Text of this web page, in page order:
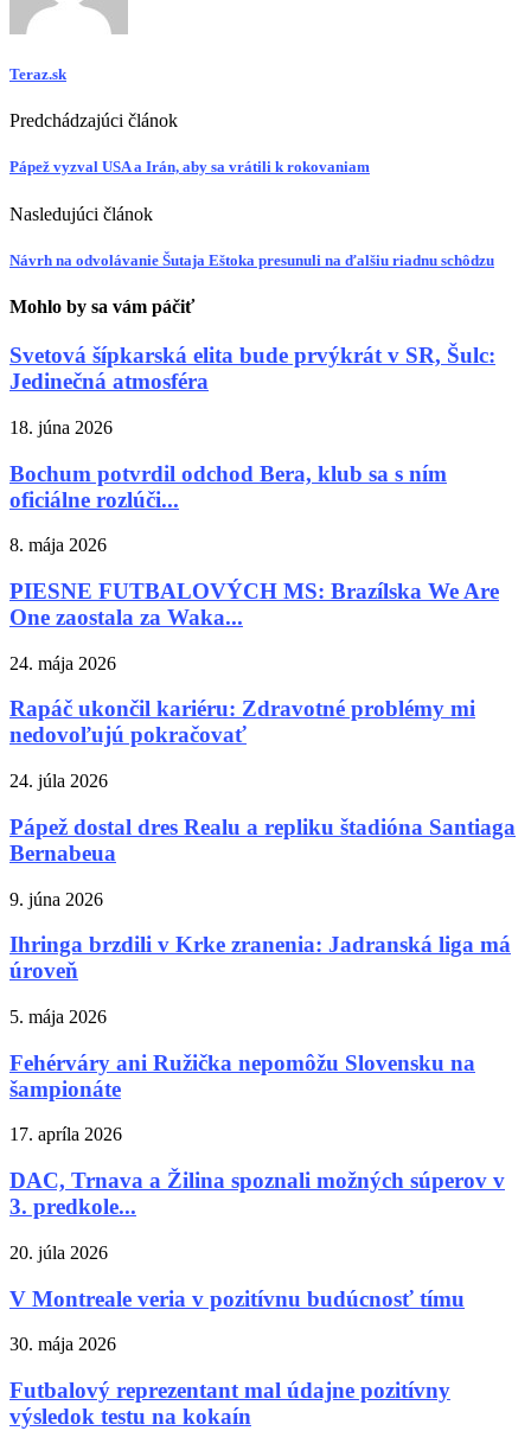
Teraz.sk
Predchádzajúci článok
Pápež vyzval USA a Irán, aby sa vrátili k rokovaniam
Nasledujúci článok
Návrh na odvolávanie Šutaja Eštoka presunuli na ďalšiu riadnu schôdzu
Mohlo by sa vám páčiť
Svetová šípkarská elita bude prvýkrát v SR, Šulc:
Jedinečná atmosféra
18. júna 2026
Bochum potvrdil odchod Bera, klub sa s ním
oficiálne rozlúči...
8. mája 2026
PIESNE FUTBALOVÝCH MS: Brazílska We Are
One zaostala za Waka...
24. mája 2026
Rapáč ukončil kariéru: Zdravotné problémy mi
nedovoľujú pokračovať
24. júla 2026
Pápež dostal dres Realu a repliku štadióna Santiaga
Bernabeua
9. júna 2026
Ihringa brzdili v Krke zranenia: Jadranská liga má
úroveň
5. mája 2026
Fehérváry ani Ružička nepomôžu Slovensku na
šampionáte
17. apríla 2026
DAC, Trnava a Žilina spoznali možných súperov v
3. predkole...
20. júla 2026
V Montreale veria v pozitívnu budúcnosť tímu
30. mája 2026
Futbalový reprezentant mal údajne pozitívny
výsledok testu na kokaín